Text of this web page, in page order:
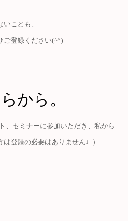
ことも、
ご登録ください(^^)
から。
、セミナーに参加いただき、私から
は登録の必要はありません♩）